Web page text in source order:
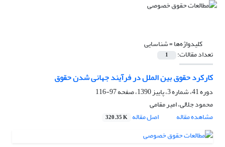
کلیدواژه‌ها =شناسایی
تعداد مقالات: 1
کارکرد حقوق بین الملل در فرآیند جهانی شدن حقوق
دوره 41، شماره 3، پاییز 1390، صفحه
97-116
محمود جلالی، امیر مقامی
مشاهده مقاله
اصل مقاله 320.35 K